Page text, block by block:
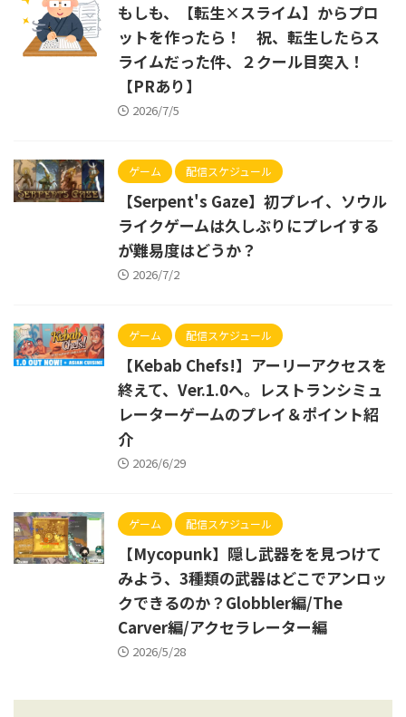
もしも、【転生×スライム】からプロ
ットを作ったら！ 祝、転生したらス
ライムだった件、２クール目突入！
【PRあり】
2026/7/5
ゲーム 配信スケジュール
【Serpent's Gaze】初プレイ、ソウル
ライクゲームは久しぶりにプレイする
が難易度はどうか？
2026/7/2
ゲーム 配信スケジュール
【Kebab Chefs!】アーリーアクセスを
終えて、Ver.1.0へ。レストランシミュ
レーターゲームのプレイ＆ポイント紹
介
2026/6/29
ゲーム 配信スケジュール
【Mycopunk】隠し武器をを見つけて
みよう、3種類の武器はどこでアンロッ
クできるのか？Globbler編/The
Carver編/アクセラレーター編
2026/5/28